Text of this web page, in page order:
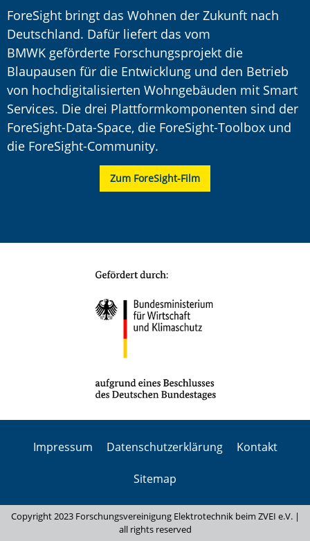
ForeSight bringt das Wohnen der Zukunft nach
Deutschland. Dafür liefert das vom
BMWK geförderte Forschungsprojekt die
Blaupausen für die Entwicklung und den Betrieb
von hochdigitalisierten Wohngebäuden mit Smart
Services. Die drei Plattformkomponenten sind der
ForeSight-Data-Space, die ForeSight-Toolbox und
die ForeSight-Community.
Zum ForeSight-Film
Impressum Datenschutzerklärung Kontakt
Sitemap
Copyright 2023 Forschungsvereinigung Elektrotechnik beim ZVEI e.V. |
all rights reserved